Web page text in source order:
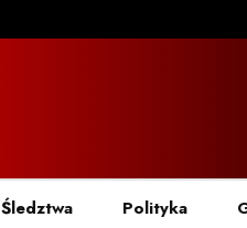
Śledztwa Polityka